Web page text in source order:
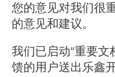
您的意见对我们很
的意见和建议。
我们已启动“重要文
馈的用户送出乐鑫